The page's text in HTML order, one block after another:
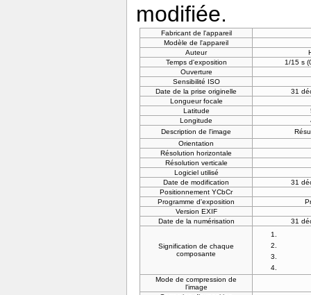
modifiée.
Fabricant de l'appareil
Modèle de l'appareil
Auteur
Temps d'exposition
1/15 s
Ouverture
Sensibilité ISO
Date de la prise originelle
31
Longueur focale
Latitude
Longitude
Description de l'image
Orientation
Résolution horizontale
Résolution verticale
Logiciel utilisé
Date de modification
31
Positionnement YCbCr
Programme d'exposition
Version EXIF
Date de la numérisation
31
Signification de chaque
composante
Mode de compression de
l'image